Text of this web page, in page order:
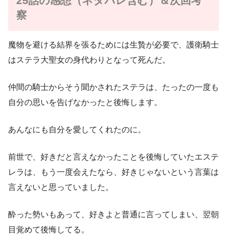
察
魔物を避ける結界を張るためには生贄が必要で、護衛騎士
はステラ大聖女の身代わりとなって死んだ。
仲間の騎士からそう聞かされたステラは、たったの一度も
自分の思いを告げなかったと後悔します。
あんなにも自分を愛してくれたのに。
前世で、好きだと言えなかったことを後悔していたエステ
レラは、もう一度会えたなら、好きじゃないという言葉は
言えないと思っていました。
酔った勢いもあって、好きよと普通に言ってしまい、翌朝
目覚めて後悔してる。